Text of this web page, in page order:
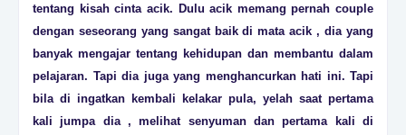
tentang kisah cinta acik. Dulu acik memang pernah couple
dengan seseorang yang sangat baik di mata acik , dia yang
banyak mengajar tentang kehidupan dan membantu dalam
pelajaran. Tapi dia juga yang menghancurkan hati ini. Tapi
bila di ingatkan kembali kelakar pula, yelah saat pertama
kali jumpa dia , melihat senyuman dan pertama kali di